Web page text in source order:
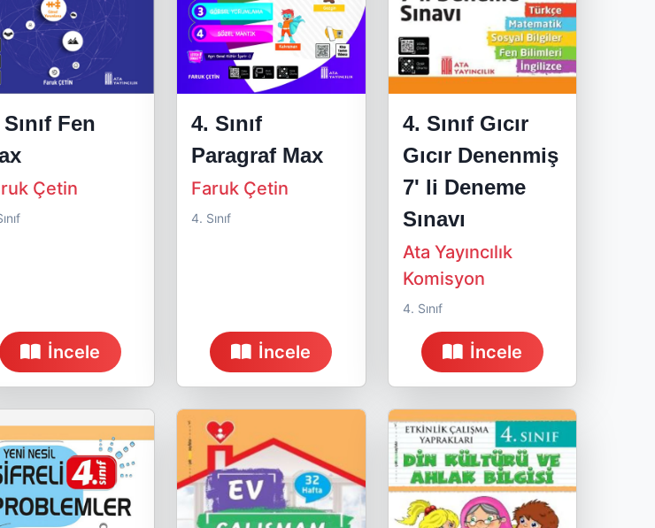
Fen
Çetin
İncele
4. Sınıf
Paragraf Max
Faruk Çetin
4. Sınıf
İncele
4. Sınıf Gıcır
Gıcır Denenmiş
7' li Deneme
Sınavı
Ata Yayıncılık
Komisyon
4. Sınıf
İncele